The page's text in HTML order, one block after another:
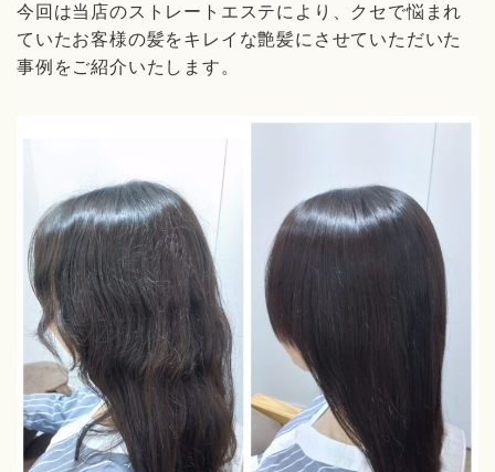
今回は当店のストレートエステにより、クセで悩まれ
ていたお客様の髪をキレイな艶髪にさせていただいた
事例をご紹介いたします。